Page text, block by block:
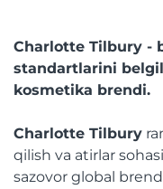
Charlotte Tilbury -
standartlarini
kosmetika brendi.
Charlotte Tilbury
qilish va atirlar
sazovor global